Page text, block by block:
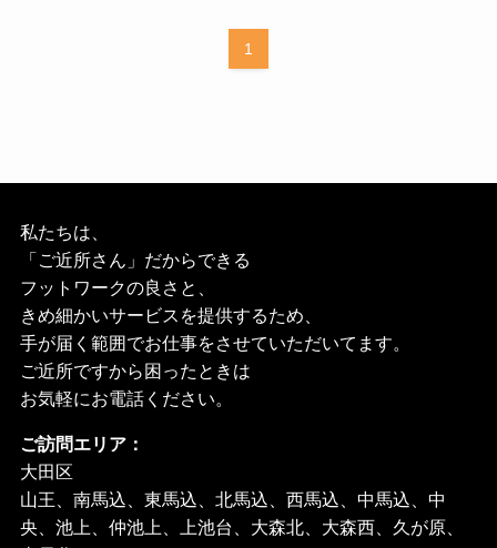
1
私たちは、
「ご近所さん」だからできる
フットワークの良さと、
きめ細かいサービスを提供するため、
手が届く範囲でお仕事をさせていただいてます。
ご近所ですから困ったときは
お気軽にお電話ください。
ご訪問エリア：
大田区
山王、南馬込、東馬込、北馬込、西馬込、中馬込、中
央、池上、仲池上、上池台、大森北、大森西、久が原、